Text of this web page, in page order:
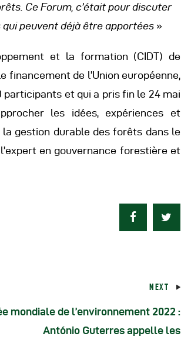
Ce Forum, c’était pour discuter
peuvent déjà être apportées »
et la formation (CIDT) de
financement de l’Union européenne,
participants et qui a pris fin le 24 mai
les idées, expériences et
gestion durable des forêts dans le
en gouvernance forestière et
NEXT
mondiale de l’environnement 2022 :
António Guterres appelle les